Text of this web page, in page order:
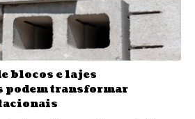
blocos e lajes
transformar